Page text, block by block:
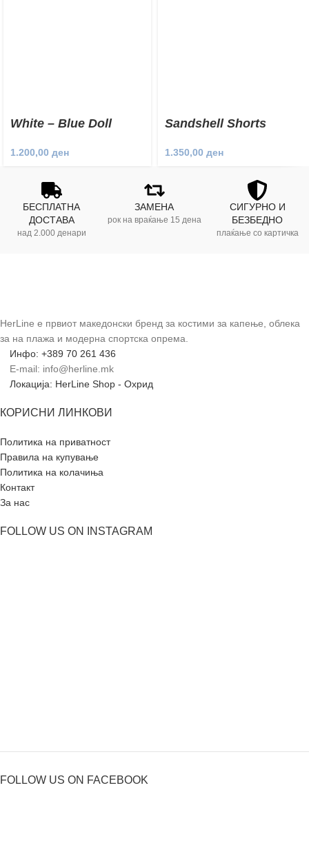
White – Blue Doll
1.200,00 ден
Sandshell Shorts
1.350,00 ден
БЕСПЛАТНА
ДОСТАВА
над 2.000 денари
ЗАМЕНА
рок на враќање 15 дена
СИГУРНО И
БЕЗБЕДНО
плаќање со картичка
HerLine е првиот македонски бренд за костими за капење, облека
за на плажа и модерна спортска опрема.
Инфо: +389 70 261 436
E-mail: info@herline.mk
Локација: HerLine Shop - Охрид
КОРИСНИ ЛИНКОВИ
Политика на приватност
Правила на купување
Политика на колачиња
Контакт
За нас
FOLLOW US ON INSTAGRAM
FOLLOW US ON FACEBOOK